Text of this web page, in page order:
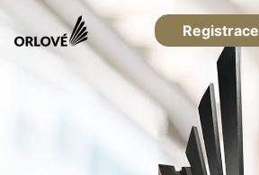
Registrace